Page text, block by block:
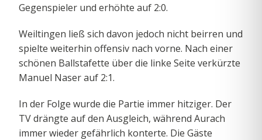
Gegenspieler und erhöhte auf 2:0.
Weiltingen ließ sich davon jedoch nicht beirren und
spielte weiterhin offensiv nach vorne. Nach einer
schönen Ballstafette über die linke Seite verkürzte
Manuel Naser auf 2:1.
In der Folge wurde die Partie immer hitziger. Der
TV drängte auf den Ausgleich, während Aurach
immer wieder gefährlich konterte. Die Gäste